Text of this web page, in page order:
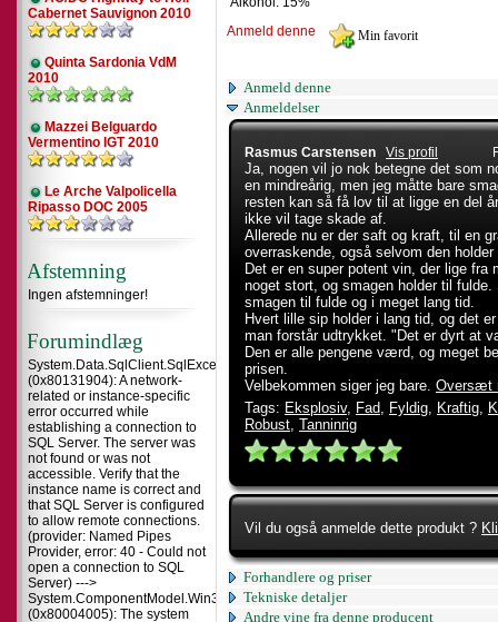
Cabernet Sauvignon 2010
Quinta Sardonia VdM
2010
Mazzei Belguardo
Vermentino IGT 2010
Le Arche Valpolicella
Ripasso DOC 2005
Afstemning
Ingen afstemninger!
Forumindlæg
System.Data.SqlClient.SqlException
(0x80131904): A network-
related or instance-specific
error occurred while
establishing a connection to
SQL Server. The server was
not found or was not
accessible. Verify that the
instance name is correct and
that SQL Server is configured
to allow remote connections.
(provider: Named Pipes
Provider, error: 40 - Could not
open a connection to SQL
Server) --->
System.ComponentModel.Win32Exception
(0x80004005): The system
Anmeld denne
Anmeld denne
Anmeldelser
Rasmus Carstensen Vis profil
Ja, nogen vil jo nok betegne det som
en mindreårig, men jeg måtte bare
resten kan så få lov til at ligge en del
ikke vil tage skade af.
Allerede nu er der saft og kraft, til en
overraskende, også selvom den
Det er en super potent vin, der lige fra
noget stort, og smagen holder til
smagen til fulde og i meget lang tid.
Hvert lille sip holder i lang tid, og det
man forstår udtrykket. "Det er dyrt at
Den er alle pengene værd, og meget
prisen.
Velbekommen siger jeg bare. Oversæt
Tags: Eksplosiv, Fad, Fyldig, Kraftig,
Robust, Tanninrig
Vil du også anmelde dette produkt ?
Forhandlere og priser
Tekniske detaljer
Andre vine fra denne producent